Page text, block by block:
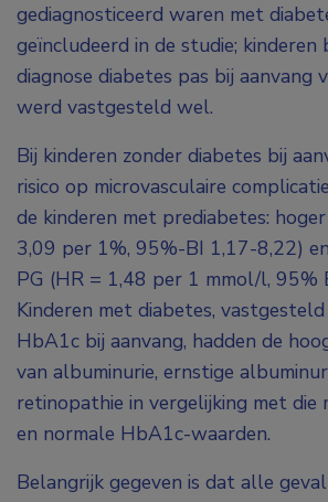
gediagnosticeerd waren met
geïncludeerd in de studie; kinderen
diagnose diabetes pas bij aanvang
werd vastgesteld wel.
Bij kinderen zonder diabetes bij
risico op microvasculaire
de kinderen met prediabetes:
3,09 per 1%, 95%-BI 1,17-8,22)
PG (HR = 1,48 per 1 mmol/l, 95%
Kinderen met diabetes,
HbA1c bij aanvang, hadden de
van albuminurie, ernstige
retinopathie in vergelijking met die
en normale HbA1c-waarden.
Belangrijk gegeven is dat alle